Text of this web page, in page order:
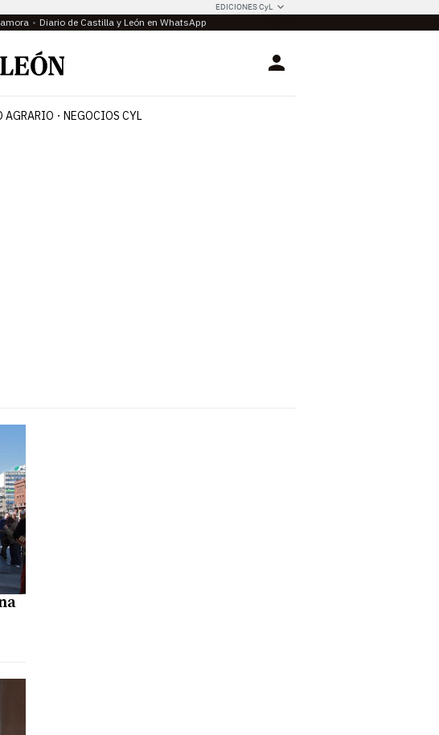
EDICIONES CyL
Diario de Castilla y León en WhatsApp
Login
AGRARIO NEGOCIOS CYL